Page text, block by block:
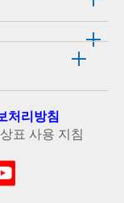
처리방침
상표 사용 지침